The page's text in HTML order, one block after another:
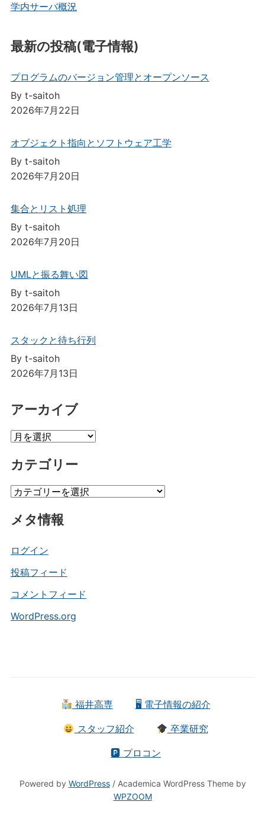
学内サーバ概況
最新の投稿(電子情報)
プログラムのバージョン管理とオープンソース
By t-saitoh
2026年7月22日
オブジェクト指向とソフトウェア工学
By t-saitoh
2026年7月20日
集合とリスト処理
By t-saitoh
2026年7月20日
UMLと振る舞い図
By t-saitoh
2026年7月13日
スタックと待ち行列
By t-saitoh
2026年7月13日
アーカイブ
ア
カ
ブ
カテゴリー
カ
ゴ
ー
メタ情報
ログイン
投稿フィード
コメントフィード
WordPress.org
福井高専 🖥 電子情報の紹介
スタッフ紹介 卒業研究
🅿 プロコン
Powered by WordPress/ Academica WordPress Theme by
WPZOOM